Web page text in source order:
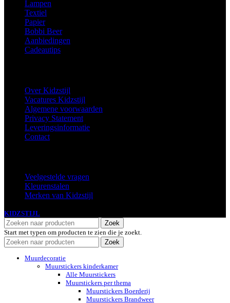
Lampen
Textiel
Papier
Bobbi Beer
Aanbiedingen
Cadeautips
Over Kidzstijl
Vacatures Kidzstijl
Algemene voorwaarden
Privacy Statement
Leveringsinformatie
Contact
Veelgestelde vragen
Kleurenstalen
Merken van Kidzstijl
KIDZSTIJL
Zoek
Start met typen om producten te zien die je zoekt.
Zoek
Muurdecoratie
Muurstickers kinderkamer
Alle Muurstickers
Muurstickers per thema
Muurstickers Boerderij
Muurstickers Brandweer